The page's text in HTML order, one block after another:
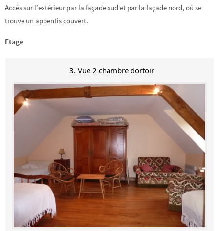
Accès sur l’extérieur par la façade sud et par la façade nord, où se
trouve un appentis couvert.
Etage
3. Vue 2 chambre dortoir